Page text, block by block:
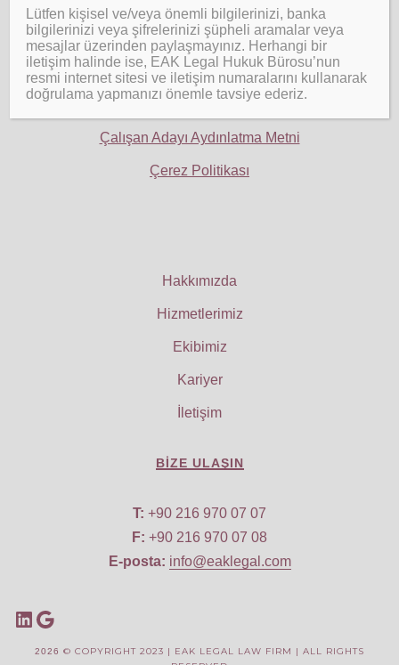
Ziyaretçi Aydınlatma Metni
Çalışan Adayı Aydınlatma Metni
Çerez Politikası
Hakkımızda
Hizmetlerimiz
Ekibimiz
Kariyer
İletişim
BIZE ULAŞIN
T: +90 216 970 07 07
F: +90 216 970 07 08
E-posta: info@eaklegal.com
2026 © COPYRIGHT 2023 | EAK LEGAL LAW FIRM | ALL RIGHTS
Lütfen kişisel ve/veya önemli bilgilerinizi, banka
bilgilerinizi veya şifrelerinizi şüpheli aramalar veya
mesajlar üzerinden paylaşmayınız. Herhangi bir
iletişim halinde ise, EAK Legal Hukuk Bürosu’nun
resmi internet sitesi ve iletişim numaralarını kullanarak
doğrulama yapmanızı önemle tavsiye ederiz.